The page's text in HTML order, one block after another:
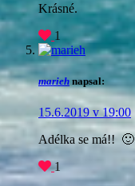
Krásné.
1
marieh napsal:
15.6.2019 v 19:00
Adélka se má!! 🙂
1